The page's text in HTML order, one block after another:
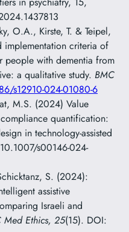
O.A., Kirste, T. & Teipel,
implementation criteria of
people with dementia from
a qualitative study. BMC
s12910-024-01080-6
M.S. (2024) Value
quantification:
in technology-assisted
s00146-024-
S. (2024):
assistive
Israeli and
Med Ethics, 25(15). DOI: